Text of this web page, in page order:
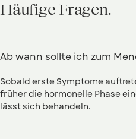
Häufige Fragen.
Ab wann sollte ich zum
Sobald erste Symptome
früher die hormonelle Phase
lässt sich behandeln.